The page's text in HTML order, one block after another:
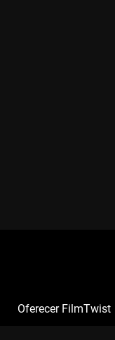
Oferecer FilmTwist